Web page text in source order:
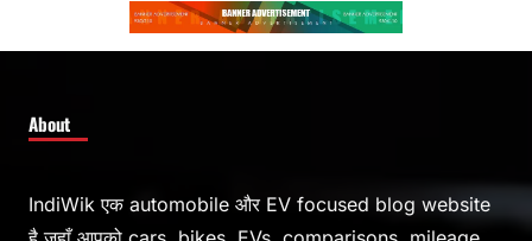
About
IndiWik एक automobile और EV focused blog website